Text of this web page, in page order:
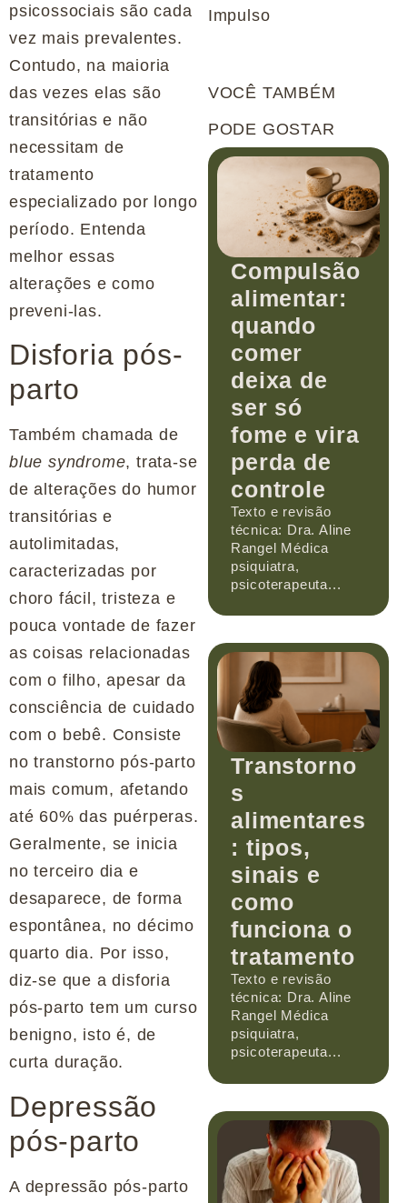
psicossociais são cada
vez mais prevalentes.
Contudo, na maioria
das vezes elas são
transitórias e não
necessitam de
tratamento
especializado por longo
período. Entenda
melhor essas
alterações e como
preveni-las.
Disforia pós-
parto
Também chamada de
blue syndrome, trata-se
de alterações do humor
transitórias e
autolimitadas,
caracterizadas por
choro fácil, tristeza e
pouca vontade de fazer
as coisas relacionadas
com o filho, apesar da
consciência de cuidado
com o bebê. Consiste
no transtorno pós-parto
mais comum, afetando
até 60% das puérperas.
Geralmente, se inicia
no terceiro dia e
desaparece, de forma
espontânea, no décimo
quarto dia. Por isso,
diz-se que a disforia
pós-parto tem um curso
benigno, isto é, de
curta duração.
Depressão
pós-parto
A depressão pós-parto
Impulso
VOCÊ TAMBÉM
PODE GOSTAR
Compulsão
alimentar:
quando
comer
deixa de
ser só
fome e vira
perda de
controle
Texto e revisão
técnica: Dra. Aline
Rangel Médica
psiquiatra,
psicoterapeuta...
Transtorno
s
alimentares
: tipos,
sinais e
como
funciona o
tratamento
Texto e revisão
técnica: Dra. Aline
Rangel Médica
psiquiatra,
psicoterapeuta...